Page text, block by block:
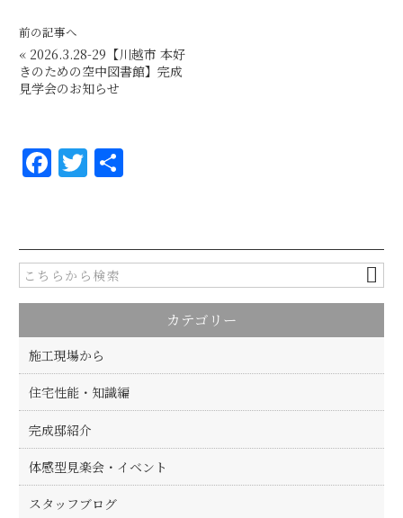
前の記事へ
« 2026.3.28-29【川越市 本好
きのための空中図書館】完成
見学会のお知らせ
F
a
e
b
o
o
k
T
w
te
r
カテゴリー
施工現場から
住宅性能・知識編
完成邸紹介
体感型見楽会・イベント
スタッフブログ